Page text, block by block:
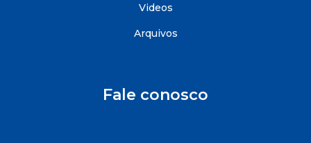
Videos
Arquivos
Fale conosco